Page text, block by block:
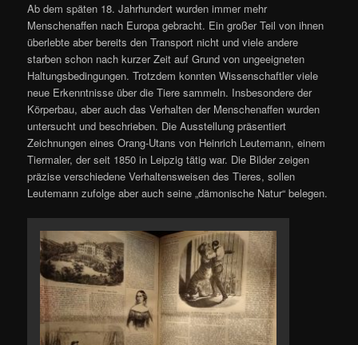
Ab dem späten 18. Jahrhundert wurden immer mehr
Menschenaffen nach Europa gebracht. Ein großer Teil von ihnen
überlebte aber bereits den Transport nicht und viele andere
starben schon nach kurzer Zeit auf Grund von ungeeigneten
Haltungsbedingungen. Trotzdem konnten Wissenschaftler viele
neue Erkenntnisse über die Tiere sammeln. Insbesondere der
Körperbau, aber auch das Verhalten der Menschenaffen wurden
untersucht und beschrieben. Die Ausstellung präsentiert
Zeichnungen eines Orang-Utans von Heinrich Leutemann, einem
Tiermaler, der seit 1850 in Leipzig tätig war. Die Bilder zeigen
präzise verschiedene Verhaltensweisen des Tieres, sollen
Leutemann zufolge aber auch seine „dämonische Natur“ belegen.